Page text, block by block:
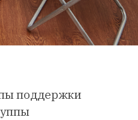
поддержки